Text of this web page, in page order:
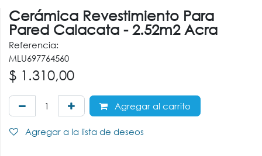
Cerámica Revestimiento Para
Pared Calacata - 2.52m2 Acra
Referencia:
MLU697764560
$ 1.310,00
Agregar al carrito
Agregar a la lista de deseos